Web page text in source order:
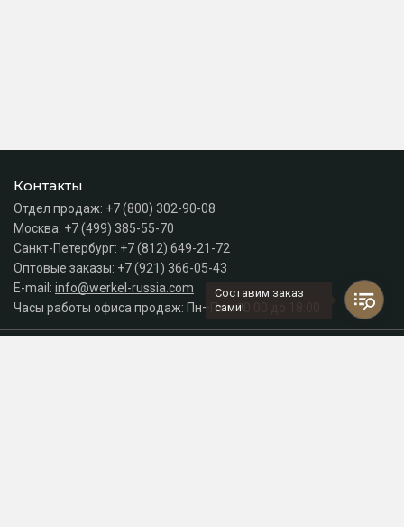
Контакты
Отдел продаж: +7 (800) 302-90-08
Москва: +7 (499) 385-55-70
Санкт-Петербург: +7 (812) 649-21-72
Оптовые заказы: +7 (921) 366-05-43
E-mail: info@werkel-russia.com
Часы работы офиса продаж: Пн–Пт с 10:00 до 18:00
Составим заказ
сами!